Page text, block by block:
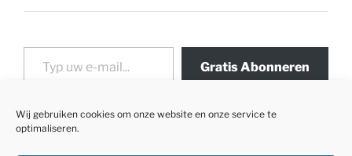
Wij gebruiken cookies om onze website en onze service te
optimaliseren.
Typ uw e-mail...
Gratis Abonneren